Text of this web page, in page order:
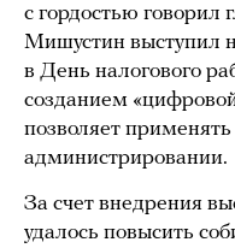
с гордостью
Мишустин выступил
в День налогового
созданием
позволяет
администрировании.
За счет внедрения
удалось повысить